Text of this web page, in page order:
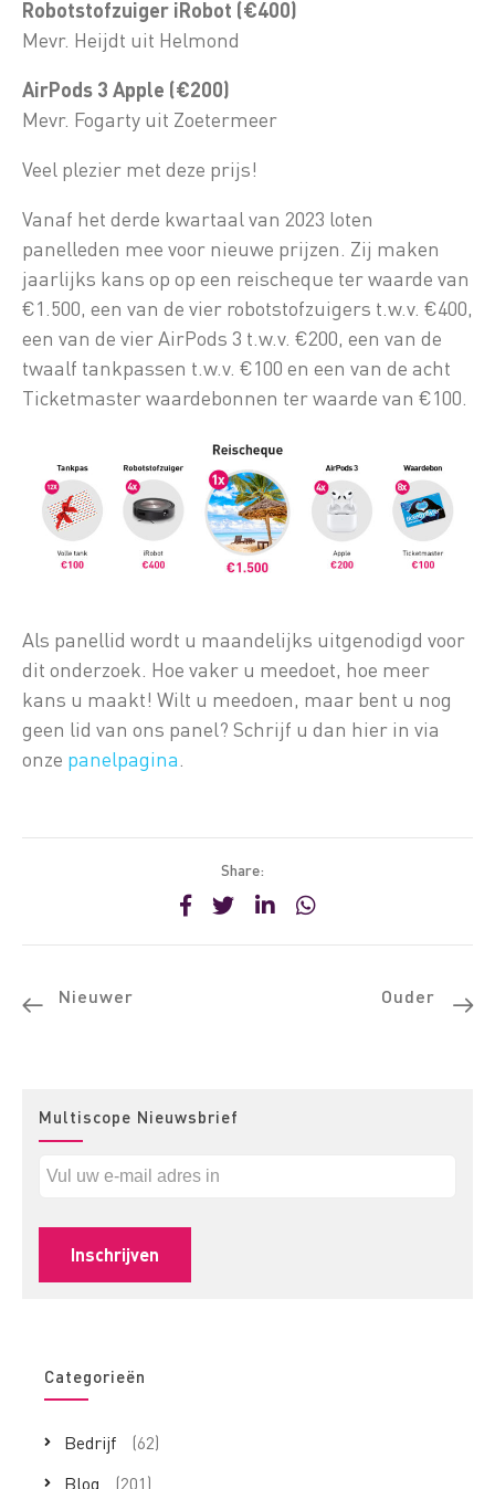
Robotstofzuiger iRobot (€400)
Mevr. Heijdt uit Helmond
AirPods 3 Apple (€200)
Mevr. Fogarty uit Zoetermeer
Veel plezier met deze prijs!
Vanaf het derde kwartaal van 2023 loten
panelleden mee voor nieuwe prijzen. Zij maken
jaarlijks kans op op een reischeque ter waarde van
€1.500, een van de vier robotstofzuigers t.w.v. €400,
een van de vier AirPods 3 t.w.v. €200, een van de
twaalf tankpassen t.w.v. €100 en een van de acht
Ticketmaster waardebonnen ter waarde van €100.
Als panellid wordt u maandelijks uitgenodigd voor
dit onderzoek. Hoe vaker u meedoet, hoe meer
kans u maakt! Wilt u meedoen, maar bent u nog
geen lid van ons panel? Schrijf u dan hier in via
onze panelpagina
Share:
Nieuwer Ouder
Multiscope Nieuwsbrief
Categorieën
Bedrijf
(62)
Blog
(201)